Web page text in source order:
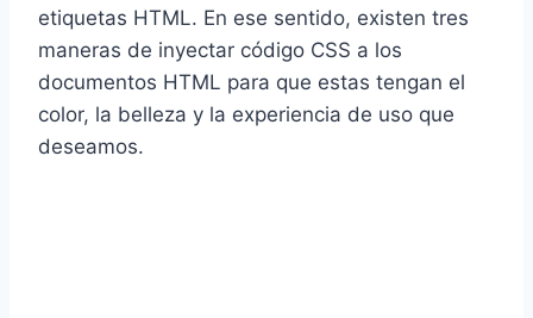
etiquetas HTML. En ese sentido, existen tres
maneras de inyectar código CSS a los
documentos HTML para que estas tengan el
color, la belleza y la experiencia de uso que
deseamos.